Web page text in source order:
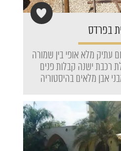
בפרדס
עתיק מלא אופי בין שמורה
רכבת ישנה קבלות פנים
אבן מלאים בהיסטוריה